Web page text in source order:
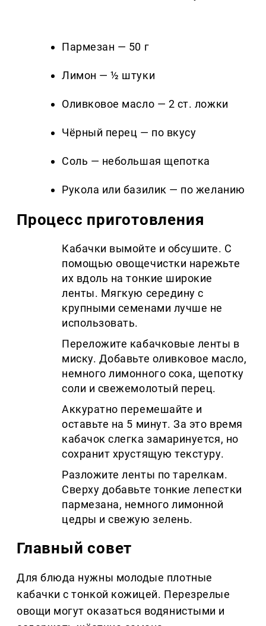
Пармезан — 50 г
Лимон — ½ штуки
Оливковое масло — 2 ст. ложки
Чёрный перец — по вкусу
Соль — небольшая щепотка
Рукола или базилик — по желанию
Процесс приготовления
Кабачки вымойте и обсушите. С
помощью овощечистки нарежьте
их вдоль на тонкие широкие
ленты. Мягкую середину с
крупными семенами лучше не
использовать.
Переложите кабачковые ленты в
миску. Добавьте оливковое масло,
немного лимонного сока, щепотку
соли и свежемолотый перец.
Аккуратно перемешайте и
оставьте на 5 минут. За это время
кабачок слегка замаринуется, но
сохранит хрустящую текстуру.
Разложите ленты по тарелкам.
Сверху добавьте тонкие лепестки
пармезана, немного лимонной
цедры и свежую зелень.
Главный совет
Для блюда нужны молодые плотные
кабачки с тонкой кожицей. Перезрелые
овощи могут оказаться водянистыми и